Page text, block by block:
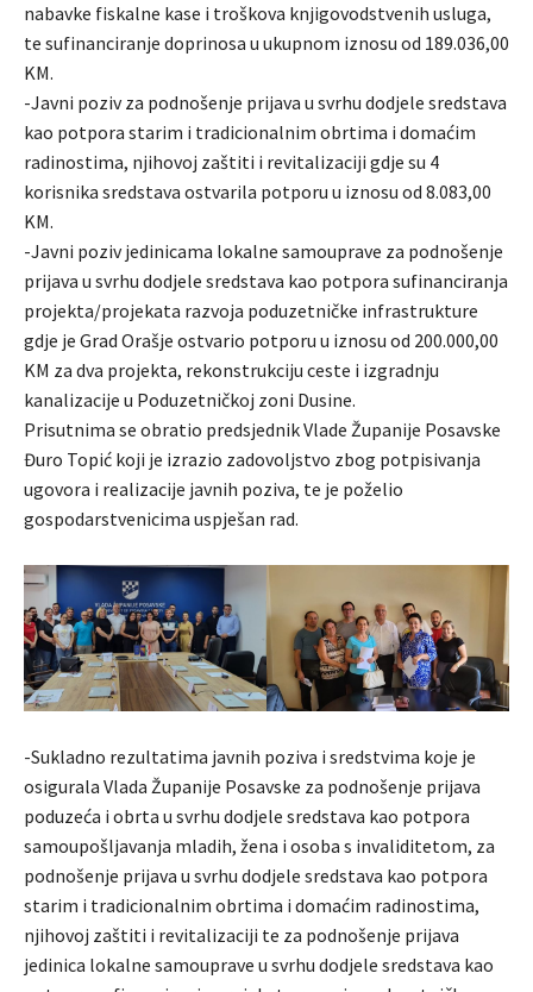
nabavke fiskalne kase i troškova knjigovodstvenih usluga,
te sufinanciranje doprinosa u ukupnom iznosu od 189.036,00
KM.
-Javni poziv za podnošenje prijava u svrhu dodjele sredstava
kao potpora starim i tradicionalnim obrtima i domaćim
radinostima, njihovoj zaštiti i revitalizaciji gdje su 4
korisnika sredstava ostvarila potporu u iznosu od 8.083,00
KM.
-Javni poziv jedinicama lokalne samouprave za podnošenje
prijava u svrhu dodjele sredstava kao potpora sufinanciranja
projekta/projekata razvoja poduzetničke infrastrukture
gdje je Grad Orašje ostvario potporu u iznosu od 200.000,00
KM za dva projekta, rekonstrukciju ceste i izgradnju
kanalizacije u Poduzetničkoj zoni Dusine.
Prisutnima se obratio predsjednik Vlade Županije Posavske
Đuro Topić koji je izrazio zadovoljstvo zbog potpisivanja
ugovora i realizacije javnih poziva, te je poželio
gospodarstvenicima uspješan rad.
-Sukladno rezultatima javnih poziva i sredstvima koje je
osigurala Vlada Županije Posavske za podnošenje prijava
poduzeća i obrta u svrhu dodjele sredstava kao potpora
samoupošljavanja mladih, žena i osoba s invaliditetom, za
podnošenje prijava u svrhu dodjele sredstava kao potpora
starim i tradicionalnim obrtima i domaćim radinostima,
njihovoj zaštiti i revitalizaciji te za podnošenje prijava
jedinica lokalne samouprave u svrhu dodjele sredstava kao